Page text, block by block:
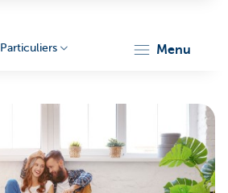
Particuliers menu